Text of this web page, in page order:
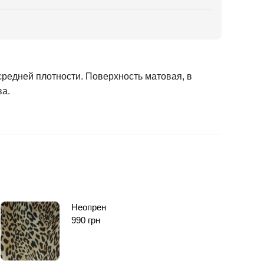
плотности. Поверхность матовая, в
Неопрен
990 грн